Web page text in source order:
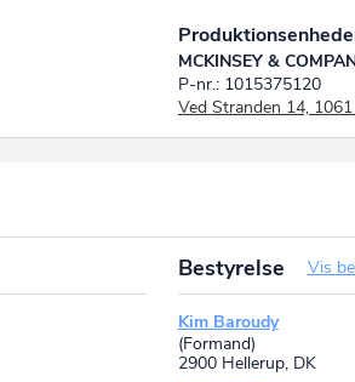
MCKINSEY &
P-nr.: 1015375120
Ved Stranden 14,
Bestyrelse Vis
Kim Baroudy
(Formand)
2900 Hellerup, DK